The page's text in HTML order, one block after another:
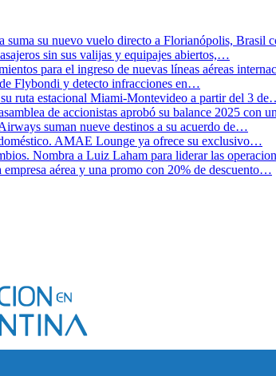
suma su nuevo vuelo directo a Florianópolis, Brasil
sin sus valijas y equipajes abiertos,…
para el ingreso de nuevas líneas aéreas
Flybondi y detecto infracciones en…
ruta estacional Miami-Montevideo a partir del 3
de accionistas aprobó su balance 2025 con
suman nueve destinos a su acuerdo de…
AMAE Lounge ya ofrece su exclusivo…
Nombra a Luiz Laham para liderar las
aérea y una promo con 20% de descuento…